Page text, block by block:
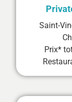
Saint-
Prix*